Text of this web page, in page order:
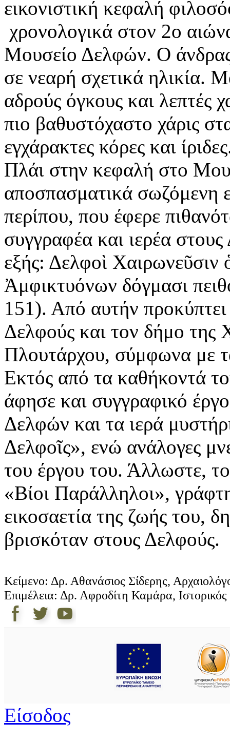
εικονιστική κεφαλή
χρονολογικά στον 2ο
Μουσείο Δελφών. Ο
σε νεαρή σχετικά ηλικία.
αδρούς όγκους και λεπτές
πιο βαθυστόχαστο χάρις
εγχάρακτες κόρες και
Πλάι στην κεφαλή στο
αποσπασματικά σωζόμενη
περίπου, που έφερε
συγγραφέα και ιερέα
εξής: Δελφοὶ Χαιρωνεῦσιν
Ἀμφικτυόνων δόγμασι
151). Από αυτήν προκύπτει
Δελφούς και τον δήμο της
Πλουτάρχου, σύμφωνα με
Εκτός από τα καθήκοντά
άφησε και συγγραφικό
Δελφών και τα ιερά
Δελφοῖς», ενώ ανάλογες
του έργου του. Άλλωστε,
«Βίοι Παράλληλοι»,
εικοσαετία της ζωής του,
βρισκόταν στους Δελφούς.
Κείμενο: Δρ. Αθανάσιος Σίδερης,
Επιμέλεια: Δρ. Αφροδίτη Καμάρα, Ιστορικός
Είσοδος